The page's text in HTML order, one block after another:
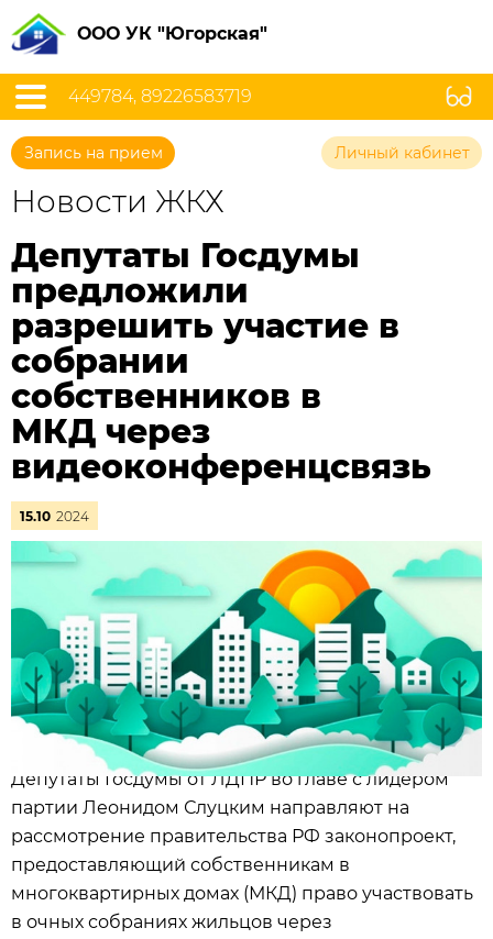
ООО УК "Югорская"
449784, 89226583719
Запись на прием Личный кабинет
Новости ЖКХ
Депутаты Госдумы
предложили
разрешить участие в
собрании
собственников в
МКД через
видеоконференцсвязь
15.10 2024
Депутаты Госдумы от ЛДПР во главе с лидером
партии Леонидом Слуцким направляют на
рассмотрение правительства РФ законопроект,
предоставляющий собственникам в
многоквартирных домах (МКД) право участвовать
в очных собраниях жильцов через